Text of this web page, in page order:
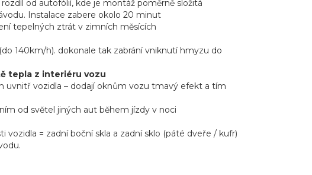
od autofólií, kde je montáž poměrně složitá
Instalace zabere okolo 20 minut
tepelných ztrát v zimních měsících
140km/h). dokonale tak zabrání vniknutí hmyzu do
tepla z interiéru vozu
uvnitř vozidla – dodají oknům vozu tmavý efekt a tím
od světel jiných aut během jízdy v noci
= zadní boční skla a zadní sklo (páté dveře / kufr)